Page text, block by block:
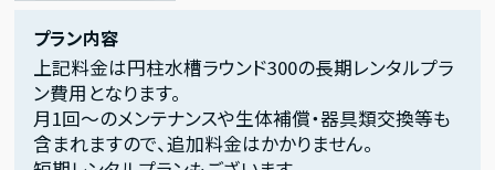
プラン内容
上記料金は円柱水槽ラウンド300の長期レンタルプラ
ン費用となります。
月1回～のメンテナンスや生体補償・器具類交換等も
含まれますので、追加料金はかかりません。